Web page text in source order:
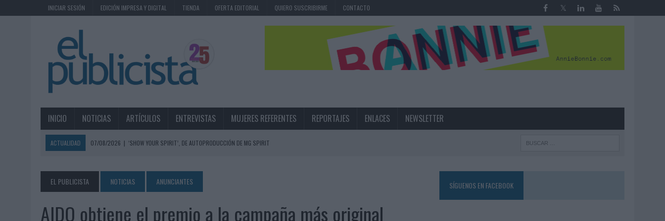
INICIAR SESIÓN EDICIÓN IMPRESA Y DIGITAL TIENDA OFERTA EDITORIAL QUIERO SUSCRIBIRME CONTACTO
INICIO NOTICIAS ARTÍCULOS ENTREVISTAS MUJERES REFERENTES REPORTAJES ENLACES NEWSLETTER
ACTUALIDAD 07/08/2026 | ‘SHOW YOUR SPIRIT’, DE AUTOPRODUCCIÓN DE MG SPIRIT
07/08/2026 | MG SPIRIT RELANZA SU MARCA CON UNA ESTRATEGIA 360º CENTRADA EN EL ORIGEN BARCELONÉS
07/08/2026
PATRÓN CONVIERTE EL NUEVO SINGLE DE ARÓN PIPER EN UNA EXPERIENCIA DE MARCA EN IBIZA
EL PUBLICISTA NOTICIAS ANUNCIANTES
AIDO obtiene el premio a la campaña más original
SÍGUENOS EN FACEBOOK